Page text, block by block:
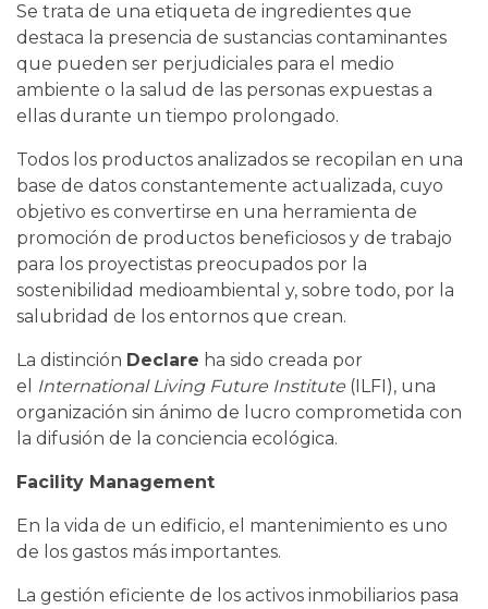
Se trata de una etiqueta de ingredientes que
destaca la presencia de sustancias contaminantes
que pueden ser perjudiciales para el medio
ambiente o la salud de las personas expuestas a
ellas durante un tiempo prolongado.
Todos los productos analizados se recopilan en una
base de datos constantemente actualizada, cuyo
objetivo es convertirse en una herramienta de
promoción de productos beneficiosos y de trabajo
para los proyectistas preocupados por la
sostenibilidad medioambiental y, sobre todo, por la
salubridad de los entornos que crean.
La distinción Declare ha sido creada por
el
International Living Future Institute (ILFI), una
organización sin ánimo de lucro comprometida con
la difusión de la conciencia ecológica.
Facility Management
En la vida de un edificio, el mantenimiento es uno
de los gastos más importantes.
La gestión eficiente de los activos inmobiliarios pasa